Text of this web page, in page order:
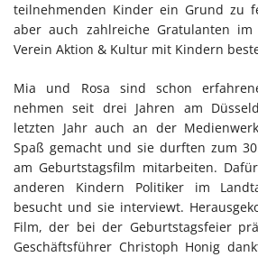
teilnehmenden Kinder ein Grund zu
aber auch zahlreiche Gratulanten
Verein Aktion & Kultur mit Kindern
Mia und Rosa sind schon
nehmen seit drei Jahren am
letzten Jahr auch an der
Spaß gemacht und sie durften zum
am Geburtstagsfilm mitarbeiten.
anderen Kindern Politiker im
besucht und sie interviewt.
Film, der bei der Geburtstagsfeier
Geschäftsführer Christoph Honig